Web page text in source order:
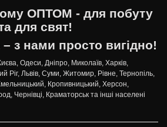
ОПТОМ - для побуту
для свят!
з нами просто вигідно!
Одеси, Дніпро, Миколаїв, Харків,
Ріг, Львів, Суми, Житомир, Рівне, Тернопіль,
Кропивницький, Херсон,
Чернівці, Краматорськ та інші населені